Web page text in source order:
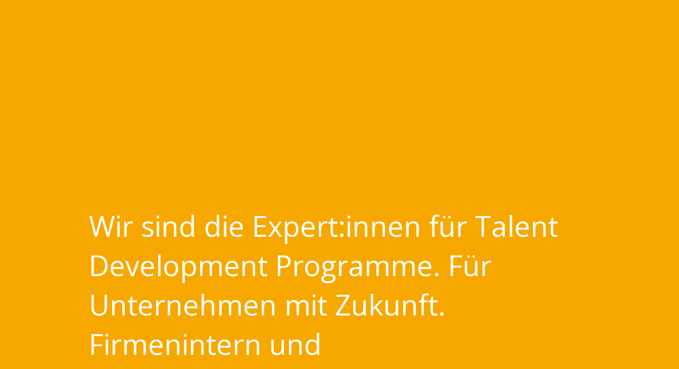
Wir sind die Expert:innen für Talent
Development Programme. Für
Unternehmen mit Zukunft.
Firmenintern und